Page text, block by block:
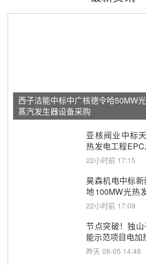
西子洁能中标中广核德令哈50MW
蒸汽发生器设备采购
亚核阀业中标
热发电工程
止阀、熔盐三偏
22小时前 17:15
昊森机电中标
地100MW光热
包项目熔盐介质
22小时前 17:09
节点突破！独
能示范项目电加
昨天 08-05 14:48